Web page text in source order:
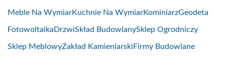
Meble Na WymiarKuchnie Na WymiarKominiarzGeodeta
FotowoltaikaDrzwiSkład BudowlanySklep Ogrodniczy
Sklep MeblowyZakład KamieniarskiFirmy Budowlane